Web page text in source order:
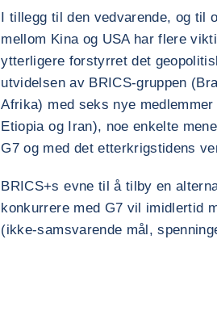
I tillegg til den vedvarende, og til
mellom Kina og USA har flere
ytterligere forstyrret det
utvidelsen av BRICS-gruppen
Afrika) med seks nye
Etiopia og Iran), noe enkelte
G7 og med det etterkrigstidens
BRICS+s evne til å tilby en
konkurrere med G7 vil imidlertid
(ikke-samsvarende mål,